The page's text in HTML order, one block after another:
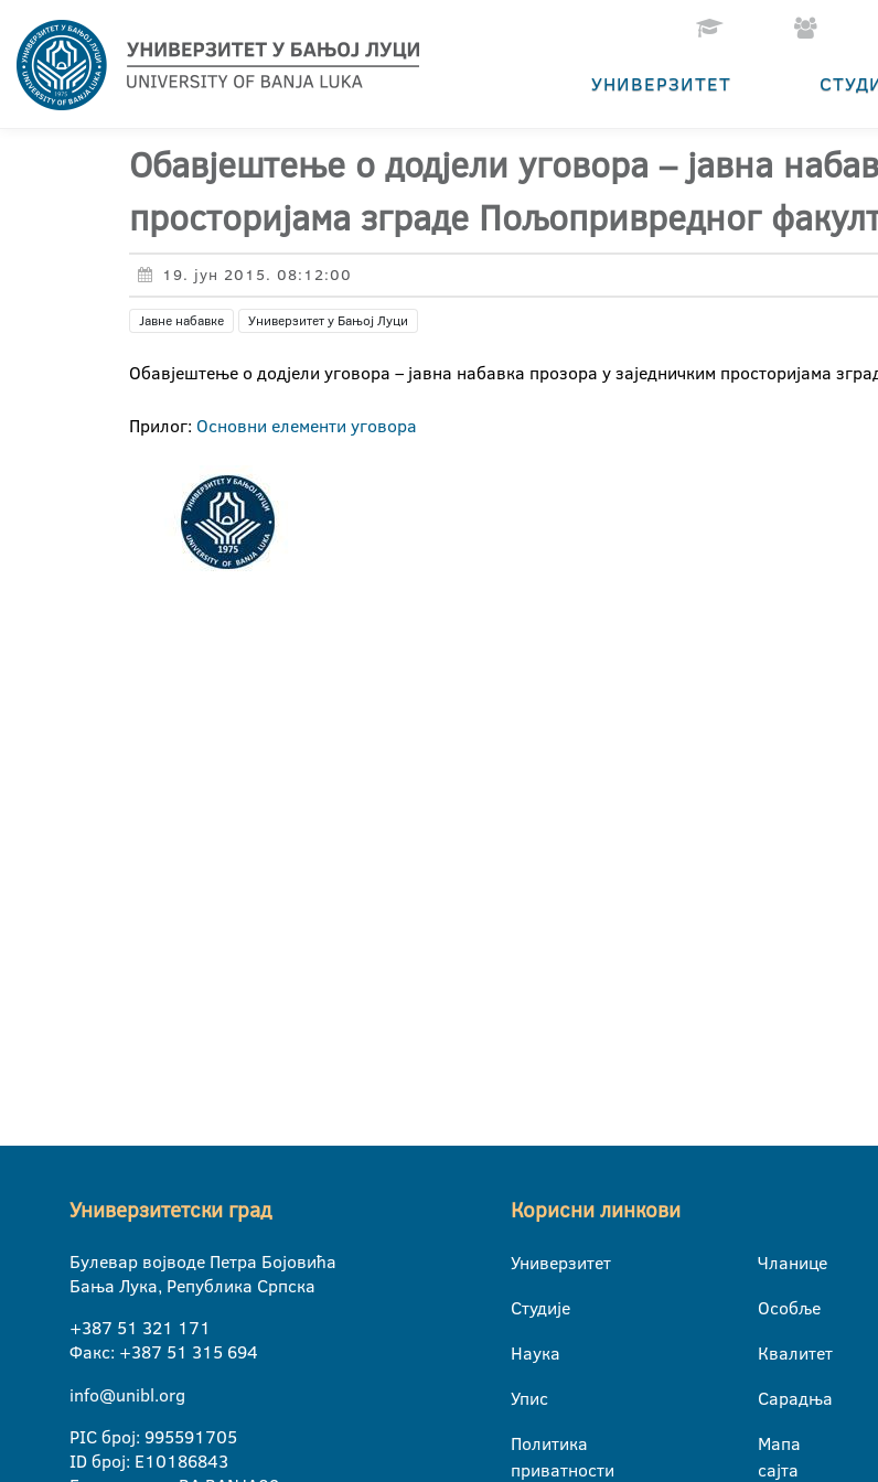
УНИВЕРЗИТЕТ
Обавјештење о додјели уговора – јавна
просторијама зграде Пољопривредног
19. јун 2015. 08:12:00
Јавне набавке Универзитет у Бањој Луци
Обавјештење о додјели уговора – јавна набавка прозора у заједничким просторијама
Прилог: Основни елементи уговора
Универзитетски град
Булевар војводе Петра Бојовића
Бања Лука, Република Српска
+387 51 321 171
Факс: +387 51 315 694
info@unibl.org
PIC број: 995591705
ID број: E10186843
Корисни линкови
Универзитет
Студије
Наука
Упис
Политика
приватности
Чланице
Особље
Квалитет
Сарадња
Мапа
сајта